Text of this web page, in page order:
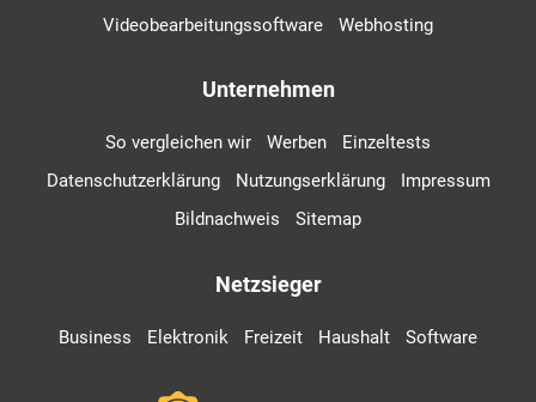
Videobearbeitungssoftware
Webhosting
Unternehmen
So vergleichen wir Werben
Einzeltests
Datenschutzerklärung
Nutzungserklärung
Impressum
Bildnachweis
Sitemap
Netzsieger
Business Elektronik Freizeit Haushalt Software